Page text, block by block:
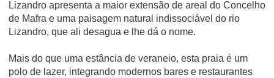
Lizandro apresenta a maior extensão de areal do Concelho
de Mafra e uma paisagem natural indissociável do rio
Lizandro, que ali desagua e lhe dá o nome.
Mais do que uma estância de veraneio, esta praia é um
polo de lazer, integrando modernos bares e restaurantes